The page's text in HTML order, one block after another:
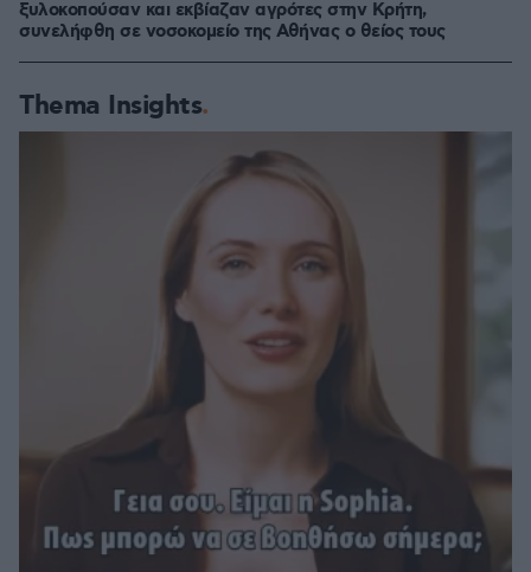
ξυλοκοπούσαν και εκβίαζαν αγρότες στην Κρήτη,
συνελήφθη σε νοσοκομείο της Αθήνας ο θείος τους
Thema Insights